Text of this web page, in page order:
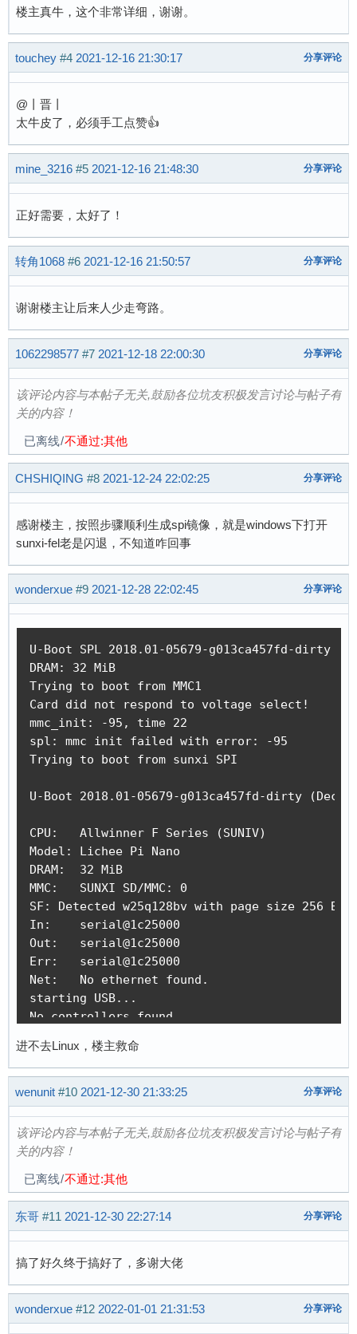
楼主真牛，这个非常详细，谢谢。
touchey #4 2021-12-16 21:30:17 分享评论
@丨晋丨
太牛皮了，必须手工点赞👍
mine_3216 #5 2021-12-16 21:48:30 分享评论
正好需要，太好了！
转角1068 #6 2021-12-16 21:50:57 分享评论
谢谢楼主让后来人少走弯路。
1062298577 #7 2021-12-18 22:00:30 分享评论
该评论内容与本帖子无关,鼓励各位坑友积极发言讨论与帖子有
关的内容！
已离线/不通过:其他
CHSHIQING #8 2021-12-24 22:02:25 分享评论
感谢楼主，按照步骤顺利生成spi镜像，就是windows下打开
sunxi-fel老是闪退，不知道咋回事
wonderxue #9 2021-12-28 22:02:45 分享评论
U-Boot SPL 2018.01-05679-g013ca457fd-dirty
DRAM: 32 MiB
Trying to boot from MMC1
Card did not respond to voltage select!
mmc_init: -95, time 22
spl: mmc init failed with error: -95
Trying to boot from sunxi SPI
U-Boot 2018.01-05679-g013ca457fd-dirty (Dec
CPU:   Allwinner F Series (SUNIV)
Model: Lichee Pi Nano
DRAM:  32 MiB
MMC:   SUNXI SD/MMC: 0
SF: Detected w25q128bv with page size 256
In:    serial@1c25000
Out:   serial@1c25000
Err:   serial@1c25000
Net:   No ethernet found.
starting USB...
No controllers found
Card did not respond to voltage select!
mmc_init: -95, time 22
starting USB...
No controllers found
USB is stopped. Please issue 'usb start'
starting USB...
No ethernet found.
missing environment variable: pxeuuid
missing environment variable: bootfile
No ethernet found.
missing environment variable: bootfile
Retrieving file: pxelinux.cfg/0000000
No ethernet found.
missing environment variable: bootfile
进不去Linux，楼主救命
wenunit #10 2021-12-30 21:33:25 分享评论
该评论内容与本帖子无关,鼓励各位坑友积极发言讨论与帖子有
关的内容！
已离线/不通过:其他
东哥 #11 2021-12-30 22:27:14 分享评论
搞了好久终于搞好了，多谢大佬
wonderxue #12 2022-01-01 21:31:53 分享评论